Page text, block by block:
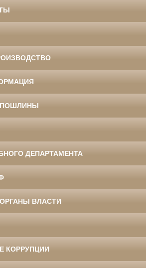
ДЕПАРТАМЕНТА
ВЛАСТИ
КОРРУПЦИИ